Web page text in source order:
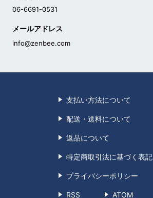
06-6691-0531
メールアドレス
info@zenbee.com
支払い方法について
配送・送料について
返品について
特定商取引法に基づく表記
プライバシーポリシー
RSS ATOM